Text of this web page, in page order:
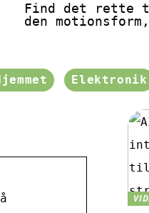
Find det rette
den
Elektronik